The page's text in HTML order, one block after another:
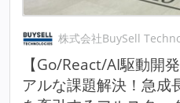
株式会社BuySell
【Go/React/AI駆動開
アルな課題解決！急成